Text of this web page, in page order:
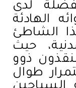
لدى
الهادئة
الشاطئ
حيث
ذوو
طوال